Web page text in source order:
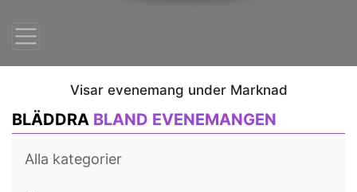
Visar evenemang under Marknad
BLÄDDRA BLAND EVENEMANGEN
Alla kategorier